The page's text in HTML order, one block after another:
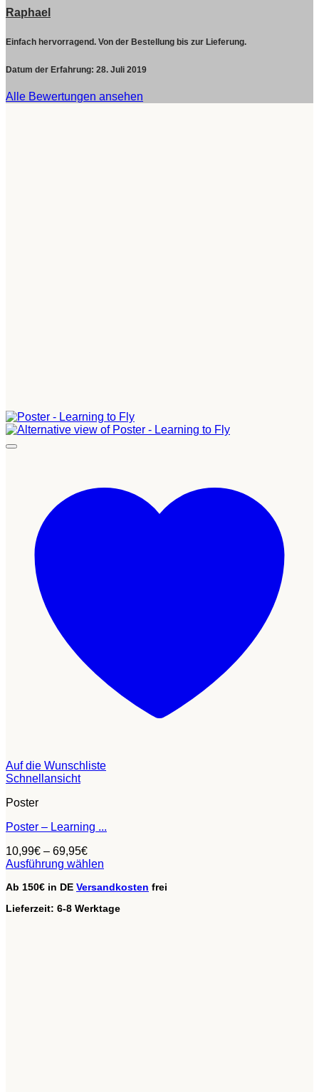
Raphael
Einfach hervorragend. Von der Bestellung bis zur Lieferung.
Datum der Erfahrung: 28. Juli 2019
Alle Bewertungen ansehen
Auf die Wunschliste
Schnellansicht
Poster
Poster – Learning ...
10,99€ – 69,95€
Ausführung wählen
Produkt
mehrere
Ab 150€ in DE Versandkosten frei
Lieferzeit: 6-8 Werktage